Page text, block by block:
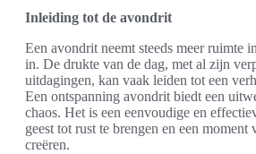
Inleiding tot de avondrit
Een avondrit neemt steeds meer ruimte
in. De drukte van de dag, met al zijn
uitdagingen, kan vaak leiden tot een
Een ontspanning avondrit biedt een
chaos. Het is een eenvoudige en
geest tot rust te brengen en een moment
creëren.